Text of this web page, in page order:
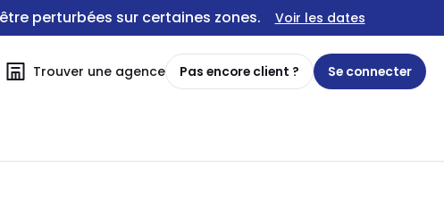
perturbées sur certaines zones. Voir les dates
Trouver une agence Pas encore client ? Se connecter